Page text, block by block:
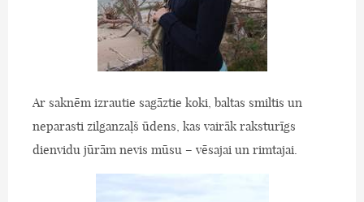
Ar saknēm izrautie sagāztie koki, baltas smiltis un
neparasti zilganzaļš ūdens, kas vairāk raksturīgs
dienvidu jūrām nevis mūsu – vēsajai un rimtajai.